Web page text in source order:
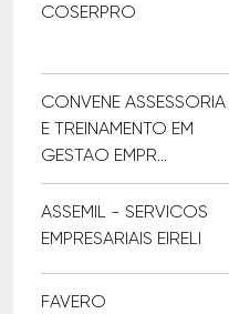
COSERPRO
CONVENE ASSESSORIA
E TREINAMENTO EM
GESTAO EMPR...
ASSEMIL - SERVICOS
EMPRESARIAIS EIRELI
FAVERO